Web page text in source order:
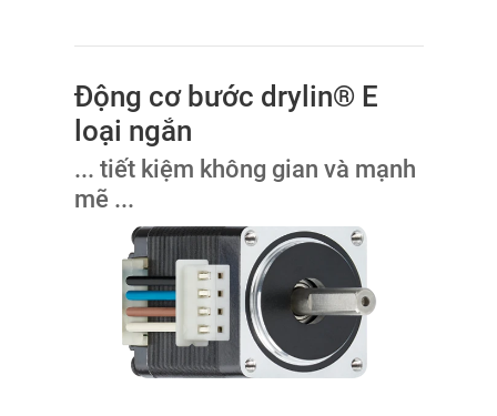
Động cơ bước drylin® E
loại ngắn
... tiết kiệm không gian và mạnh
mẽ ...